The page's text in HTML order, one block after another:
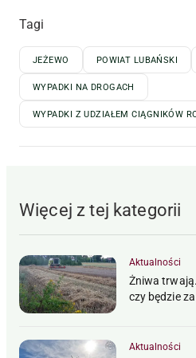
Tagi
JEŻEWO POWIAT LUBAŃSKI
WYPADKI NA DROGACH
WYPADKI Z UDZIAŁEM CIĄGNIKÓW
Więcej z tej kategorii
Aktualności
Żniwa
czy będzie
Aktualności